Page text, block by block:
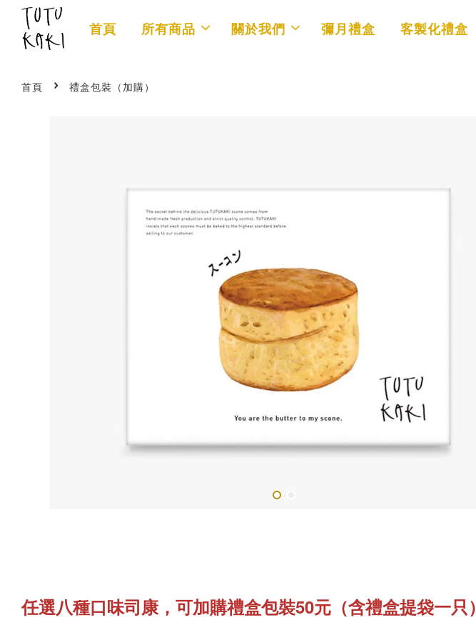
首頁 所有商品 關於我們 彌月禮盒 客製化禮盒
首頁 › 禮盒包裝（加購）
任選八種口味司康，可加購禮盒包裝50元（含禮盒提袋一只）